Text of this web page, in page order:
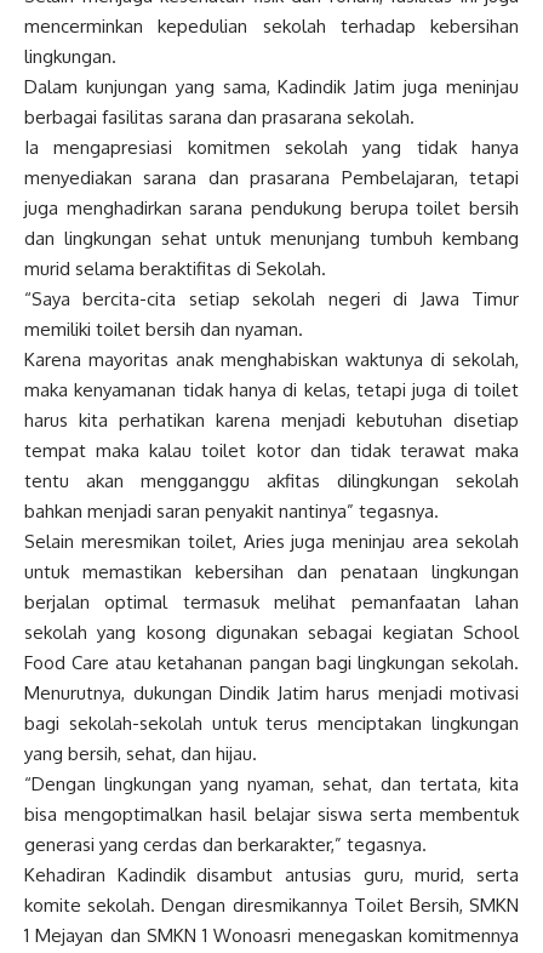
mencerminkan kepedulian sekolah terhadap kebersihan
lingkungan.
Dalam kunjungan yang sama, Kadindik Jatim juga meninjau
berbagai fasilitas sarana dan prasarana sekolah.
Ia mengapresiasi komitmen sekolah yang tidak hanya
menyediakan sarana dan prasarana Pembelajaran, tetapi
juga menghadirkan sarana pendukung berupa toilet bersih
dan lingkungan sehat untuk menunjang tumbuh kembang
murid selama beraktifitas di Sekolah.
“Saya bercita-cita setiap sekolah negeri di Jawa Timur
memiliki toilet bersih dan nyaman.
Karena mayoritas anak menghabiskan waktunya di sekolah,
maka kenyamanan tidak hanya di kelas, tetapi juga di toilet
harus kita perhatikan karena menjadi kebutuhan disetiap
tempat maka kalau toilet kotor dan tidak terawat maka
tentu akan mengganggu akfitas dilingkungan sekolah
bahkan menjadi saran penyakit nantinya” tegasnya.
Selain meresmikan toilet, Aries juga meninjau area sekolah
untuk memastikan kebersihan dan penataan lingkungan
berjalan optimal termasuk melihat pemanfaatan lahan
sekolah yang kosong digunakan sebagai kegiatan School
Food Care atau ketahanan pangan bagi lingkungan sekolah.
Menurutnya, dukungan Dindik Jatim harus menjadi motivasi
bagi sekolah-sekolah untuk terus menciptakan lingkungan
yang bersih, sehat, dan hijau.
“Dengan lingkungan yang nyaman, sehat, dan tertata, kita
bisa mengoptimalkan hasil belajar siswa serta membentuk
generasi yang cerdas dan berkarakter,” tegasnya.
Kehadiran Kadindik disambut antusias guru, murid, serta
komite sekolah. Dengan diresmikannya Toilet Bersih, SMKN
1 Mejayan dan SMKN 1 Wonoasri menegaskan komitmennya